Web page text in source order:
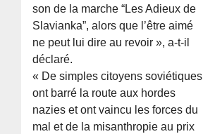
son de la marche “Les Adieux de
Slavianka”, alors que l’être aimé
ne peut lui dire au revoir », a-t-il
déclaré.
« De simples citoyens soviétiques
ont barré la route aux hordes
nazies et ont vaincu les forces du
mal et de la misanthropie au prix